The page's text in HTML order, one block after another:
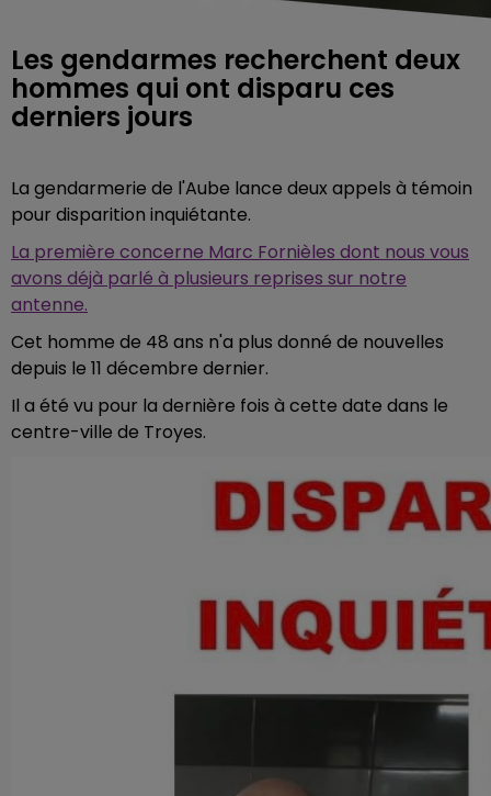
Les gendarmes recherchent deux
hommes qui ont disparu ces
derniers jours
La gendarmerie de l'Aube lance deux appels à témoin
pour disparition inquiétante.
La première concerne Marc Fornièles dont nous vous
avons déjà parlé à plusieurs reprises sur notre
antenne.
Cet homme de 48 ans n'a plus donné de nouvelles
depuis le 11 décembre dernier.
Il a été vu pour la dernière fois à cette date dans le
centre-ville de Troyes.